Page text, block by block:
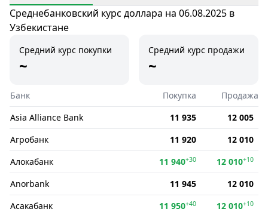
Среднебанковский курс доллара на 06.08.2025 в
Узбекистане
Средний курс покупки
~
Средний курс продажи
~
Банк Покупка
Продажа
Asia Alliance Bank
11 935
12 005
Агробанк
11 920
12 010
Алокабанк
11 940+30 12 010+10
Anorbank 11 945
12 010
Асакабанк
11 950+40 12 010+10